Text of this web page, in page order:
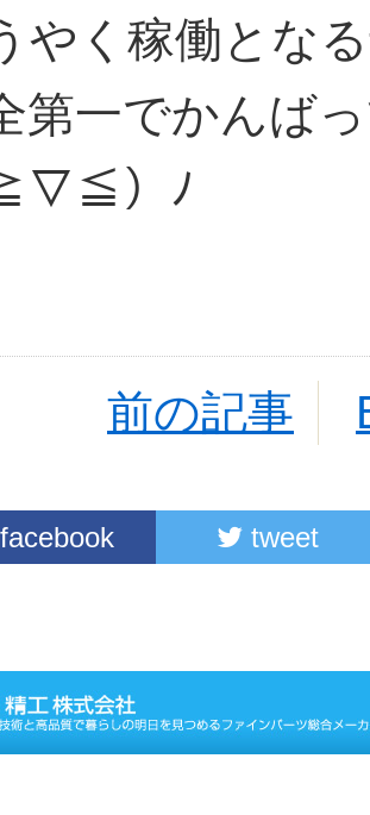
やく稼働とな
第一でかんば
≧▽≦）ﾉ
前の記事
facebook tweet